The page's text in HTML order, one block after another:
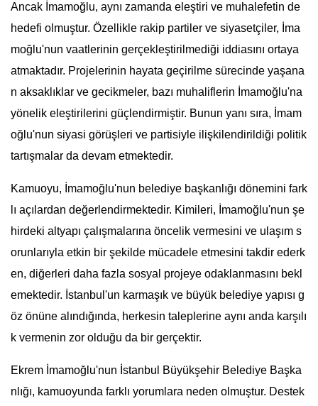
Ancak İmamoğlu, aynı zamanda eleştiri ve muhalefetin de
hedefi olmuştur. Özellikle rakip partiler ve siyasetçiler, İma
moğlu'nun vaatlerinin gerçekleştirilmediği iddiasını ortaya
atmaktadır. Projelerinin hayata geçirilme sürecinde yaşana
n aksaklıklar ve gecikmeler, bazı muhaliflerin İmamoğlu'na
yönelik eleştirilerini güçlendirmiştir. Bunun yanı sıra, İmam
oğlu'nun siyasi görüşleri ve partisiyle ilişkilendirildiği politik
tartışmalar da devam etmektedir.
Kamuoyu, İmamoğlu'nun belediye başkanlığı dönemini fark
lı açılardan değerlendirmektedir. Kimileri, İmamoğlu'nun şe
hirdeki altyapı çalışmalarına öncelik vermesini ve ulaşım s
orunlarıyla etkin bir şekilde mücadele etmesini takdir ederk
en, diğerleri daha fazla sosyal projeye odaklanmasını bekl
emektedir. İstanbul'un karmaşık ve büyük belediye yapısı g
öz önüne alındığında, herkesin taleplerine aynı anda karşılı
k vermenin zor olduğu da bir gerçektir.
Ekrem İmamoğlu'nun İstanbul Büyükşehir Belediye Başka
nlığı, kamuoyunda farklı yorumlara neden olmuştur. Destek